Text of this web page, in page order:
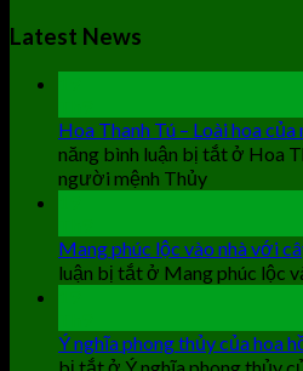
Latest News
Hoa Thanh Tú – Loài hoa
năng bình luận bị tắtở Hoa
người mệnh Thủy
Mang phúc lộc vào nhà với
luận bị tắtở Mang phúc lộc
Ý nghĩa phong thủy của hoa